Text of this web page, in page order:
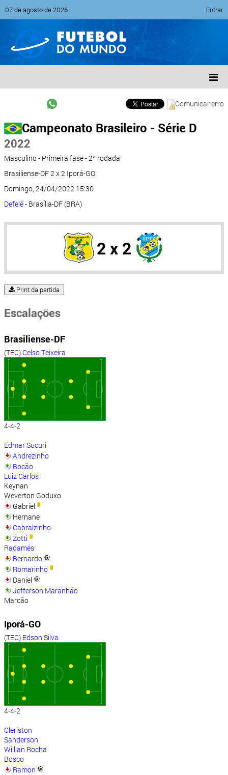
07 de agosto de 2026 Entrar
Comunicar erro
Campeonato Brasileiro - Série D
2022
Masculino - Primeira fase - 2ª rodada
Brasiliense-DF 2 x 2 Iporá-GO
Domingo, 24/04/2022 15:30
Defelê- Brasília-DF (BRA)
2 x 2
Print da partida
Escalações
Brasiliense-DF
(TEC) Celso Teixeira
4-4-2
Edmar Sucuri
Andrezinho
Bocão
Luiz Carlos
Keynan
Weverton Goduxo
Gabriel
Hernane
Cabralzinho
Zotti
Radamés
Bernardo
Romarinho
Daniel
Jefferson Maranhão
Marcão
Iporá-GO
(TEC) Edson Silva
4-4-2
Cleriston
Sanderson
Willian Rocha
Bosco
Ramon